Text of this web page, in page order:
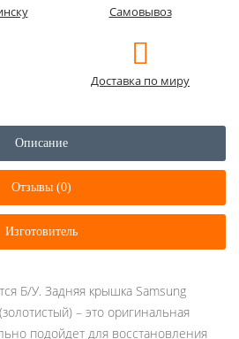
Самовывоз
Доставка по миру
Описание
Отзывы (0)
Изготовитель
Б/У. Задняя крышка Samsung
– это оригинальная
подойдет для восстановления